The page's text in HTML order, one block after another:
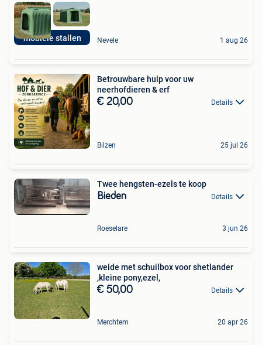
mobiele stallen Nevele 1 aug 26
Betrouwbare hulp voor uw
neerhofdieren & erf
€ 20,00 Details
Bilzen 25 jul 26
Twee hengsten-ezels te koop
Bieden Details
Roeselare 3 jun 26
weide met schuilbox voor shetlander
,kleine pony,ezel,
€ 50,00 Details
Merchtem 20 apr 26